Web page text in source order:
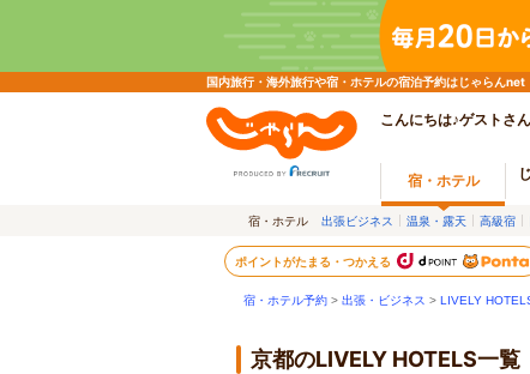
国内旅行・海外旅行や宿・ホテルの宿泊予約はじゃらん
こんにちは♪ゲストさん
宿・ホテル
宿・ホテル 出張ビジネス 温泉・露天 高級宿
ポイントがたまる・つかえる
宿・ホテル予約 > 出張・ビジネス > LIVELY
京都のLIVELY HOTELS一覧